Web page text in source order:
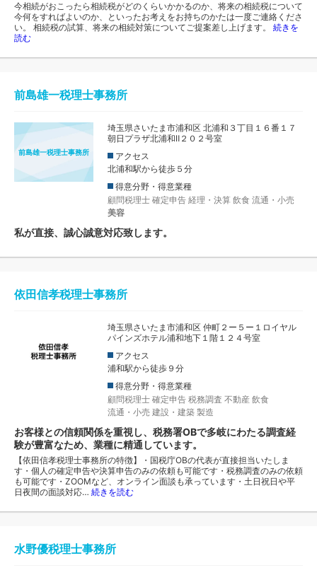
今相続がおこったら相続税がどのくらいかかるのか、将来の相続税について
今何をすればよいのか、といったお考えをお持ちのかたは一度ご連絡くださ
い。 相続税の試算、将来の相続対策についてご提案差し上げます。 続きを
読む
前島雄一税理士事務所
前島雄一税理士事務所
埼玉県さいたま市浦和区 北浦和３丁目１６番１７
朝日プラザ北浦和Ⅱ２０２号室
アクセス
北浦和駅から徒歩５分
得意分野・得意業種
顧問税理士 確定申告 経理・決算 飲食 流通・小売
美容
私が直接、誠心誠意対応致します。
依田信孝税理士事務所
埼玉県さいたま市浦和区 仲町２ー５ー１ロイヤル
パインズホテル浦和地下１階１２４号室
アクセス
浦和駅から徒歩９分
得意分野・得意業種
顧問税理士 確定申告 税務調査 不動産 飲食
流通・小売 建設・建築 製造
お客様との信頼関係を重視し、税務署OBで多岐にわたる調査経
験が豊富なため、業種に精通しています。
【依田信孝税理士事務所の特徴】・国税庁OBの代表が直接担当いたしま
す・個人の確定申告や決算申告のみの依頼も可能です・税務調査のみの依頼
も可能です・ZOOMなど、オンライン面談も承っています・土日祝日や平
日夜間の面談対応… 続きを読む
水野優税理士事務所